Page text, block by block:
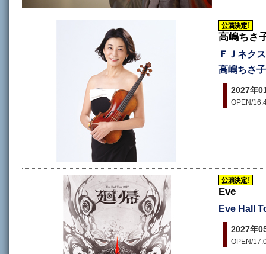
高嶋ちさ
ＦＪネク
高嶋ちさ
2027年
OPEN/
Eve
Eve Hall
2027年
OPEN/